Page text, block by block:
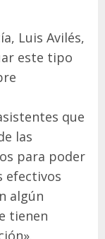
Luis Avilés,
este tipo
que
las
para poder
efectivos
algún
tienen